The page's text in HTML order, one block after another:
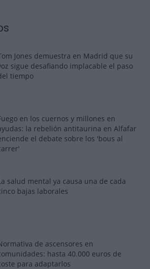
Jones demuestra en Madrid que su
sigue desafiando implacable el paso
tiempo
en los cuernos y millones en
la rebelión antitaurina en Alfafar
el debate sobre los 'bous al
salud mental ya causa una de cada
bajas laborales
de ascensores en
hasta 40.000 euros de
para adaptarlos